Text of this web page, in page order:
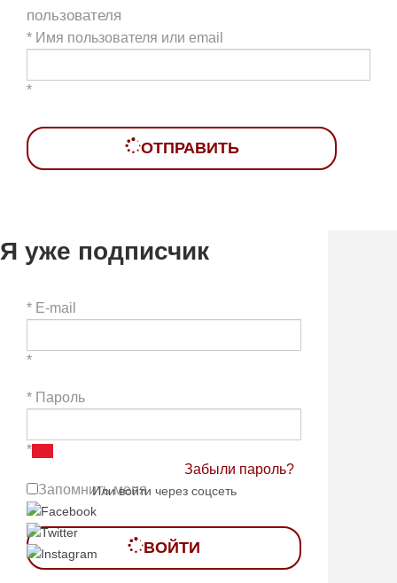
пользователя
* Имя пользователя или email
*
ОТПРАВИТЬ
Я уже подписчик
* E-mail
*
* Пароль
*
Запомнить меня
ВОЙТИ
Забыли пароль?
Или войти через соцсеть